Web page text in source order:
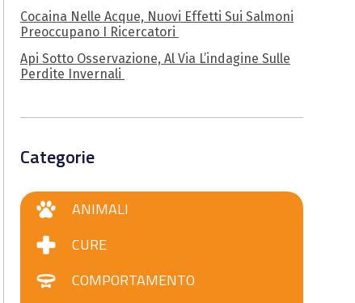
Cocaina Nelle Acque, Nuovi Effetti Sui Salmoni
Preoccupano I Ricercatori
Api Sotto Osservazione, Al Via L’indagine Sulle
Perdite Invernali
Categorie
ANIMALI
CURE
COMPORTAMENTO